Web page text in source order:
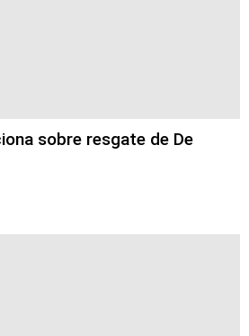
sobre resgate de De